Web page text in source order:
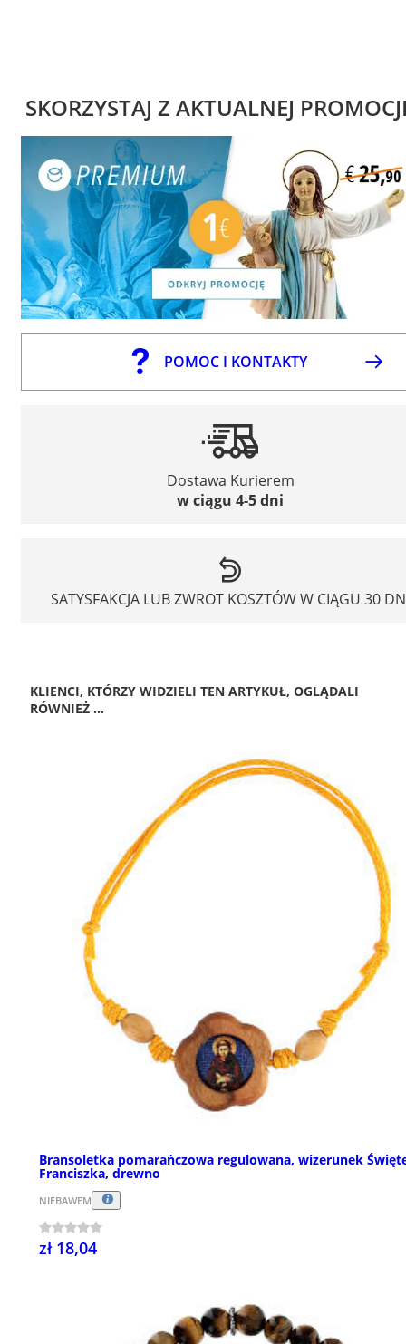
SKORZYSTAJ Z AKTUALNEJ
POMOC I KONTAKTY
Dostawa Kurierem
w ciągu 4-5 dni
SATYSFAKCJA LUB ZWROT KOSZTÓW W CIĄGU 30
KLIENCI, KTÓRZY WIDZIELI TEN ARTYKUŁ, OGLĄDALI
RÓWNIEŻ ...
Bransoletka pomarańczowa regulowana, wizerunek
Franciszka, drewno
NIEBAWEM
zł 18,04